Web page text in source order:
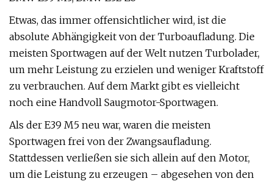
Etwas, das immer offensichtlicher wird, ist die
absolute Abhängigkeit von der Turboaufladung. Die
meisten Sportwagen auf der Welt nutzen Turbolader,
um mehr Leistung zu erzielen und weniger Kraftstoff
zu verbrauchen. Auf dem Markt gibt es vielleicht
noch eine Handvoll Saugmotor-Sportwagen.
Als der E39 M5 neu war, waren die meisten
Sportwagen frei von der Zwangsaufladung.
Stattdessen verließen sie sich allein auf den Motor,
um die Leistung zu erzeugen – abgesehen von den